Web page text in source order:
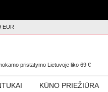
EUR
pristatymo Lietuvoje liko 69 €
KŪNO PRIEŽIŪRA